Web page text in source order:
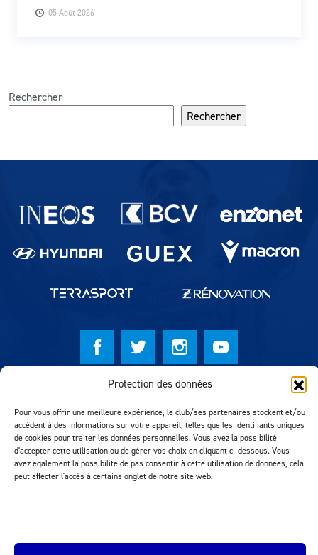
Protection des données
Pour vous offrir une meilleure expérience, le club/ses partenaires stockent et/ou
accèdent à des informations sur votre appareil, telles que les identifiants uniques
de cookies pour traiter les données personnelles. Vous avez la possibilité
d'accepter cette utilisation ou de gérer vos choix en cliquant ci-dessous. Vous
avez également la possibilité de pas consentir à cette utilisation de données, cela
peut affecter l'accès à certains onglet de notre site web.
05 Août 2026
Rechercher
Rechercher
Partenaires du lausanne-Sport
© Lausanne Sport Football Club 2026
Réalisation MTM Agency